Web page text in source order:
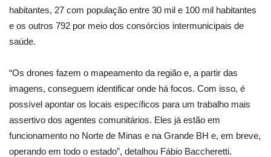
habitantes, 27 com população entre 30 mil e 100 mil habitantes
e os outros 792 por meio dos consórcios intermunicipais de
saúde.
“Os drones fazem o mapeamento da região e, a partir das
imagens, conseguem identificar onde há focos. Com isso, é
possível apontar os locais específicos para um trabalho mais
assertivo dos agentes comunitários. Eles já estão em
funcionamento no Norte de Minas e na Grande BH e, em breve,
operando em todo o estado”, detalhou Fábio Baccheretti.